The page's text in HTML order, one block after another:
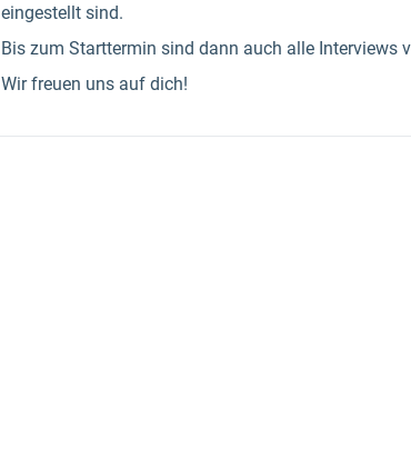
eingestellt sind.
Bis zum Starttermin sind dann auch alle Interviews
Wir freuen uns auf dich!